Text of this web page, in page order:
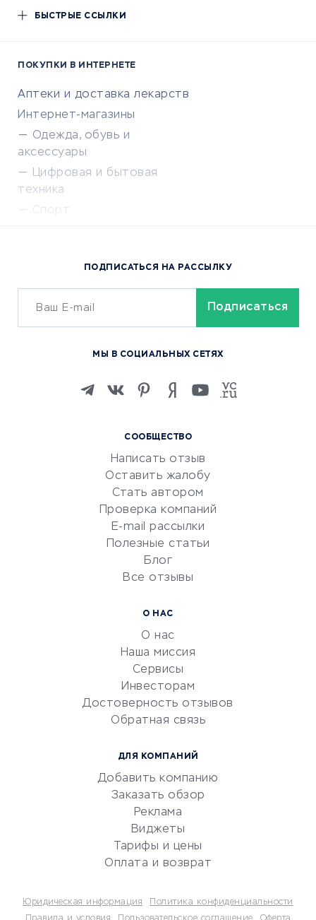
БЫСТРЫЕ ССЫЛКИ
ПОКУПКИ В ИНТЕРНЕТЕ
Аптеки и доставка лекарств
Интернет-магазины
Одежда, обувь и
аксессуары
Цифровая и бытовая
техника
Спорт
Сервисы доставки
ОБУЧЕНИЕ И РАБОТА
Изучение иностранных
Маркетинг и продажи
Репетиторство
Красота и здоровье
Сервисы по поиску работы
Сетевой маркетинг
УСЛУГИ ДЛЯ БИЗНЕСА
документооборот
Юридические компании
Бухгалтерия онлайн
СООБЩЕСТВО
Написать отзыв
Оставить жалобу
Стать автором
Проверка компаний
E-mail рассылки
Полезные статьи
Блог
Все отзывы
О НАС
О нас
Наша миссия
Сервисы
Инвесторам
Достоверность отзывов
Обратная связь
ДЛЯ КОМПАНИЙ
Добавить компанию
Заказать обзор
Реклама
Виджеты
Тарифы и цены
Оплата и возврат
ПОДПИСАТЬСЯ НА РАССЫЛКУ
МЫ В СОЦИАЛЬНЫХ СЕТЯХ
Юридическая информация
Политика конфиденциальности